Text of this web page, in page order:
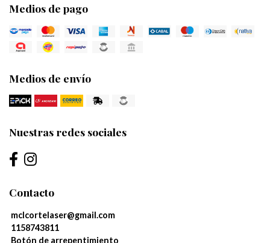
Medios de pago
Medios de envío
Nuestras redes sociales
Contacto
mclcortelaser@gmail.com
1158743811
Botón de arrepentimiento